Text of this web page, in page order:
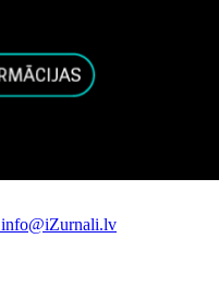
info@iZurnali.lv